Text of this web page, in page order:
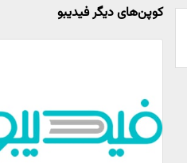
کوپن‌های دیگر فیدیبو